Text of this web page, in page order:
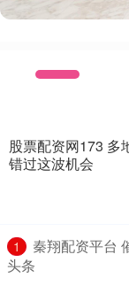
股票配资网173 多
错过这波机会
1
秦翔配资平台
头条